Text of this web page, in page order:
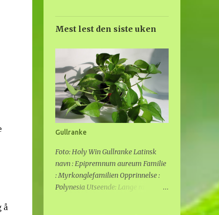
å
Mest lest den siste uken
Gullranke
Foto: Holy Win Gullranke Latinsk
navn : Epipremnum aureum Familie
: Myrkonglefamilien Opprinnelse :
Polynesia Utseende: Lange ranker,